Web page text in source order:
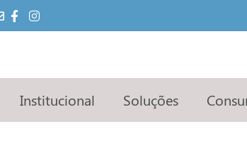
Institucional Soluções